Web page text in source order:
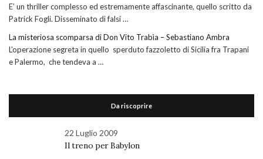
E’ un thriller complesso ed estremamente affascinante, quello scritto da
Patrick Fogli. Disseminato di falsi …
La misteriosa scomparsa di Don Vito Trabìa – Sebastiano Ambra
L’operazione segreta in quello sperduto fazzoletto di Sicilia fra Trapani
e Palermo, che tendeva a …
Da riscoprire
22 Luglio 2009
Il treno per Babylon